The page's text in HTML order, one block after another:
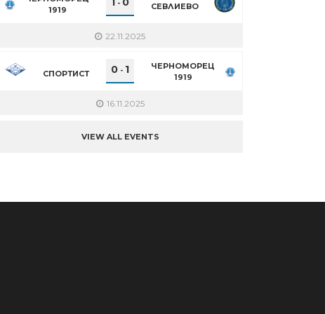
1919
- СЕВЛИЕВО
22.11.2025
СПОРТИСТ 0 - 1
ЧЕРНОМОРЕЦ
1919
16.11.2025
VIEW ALL EVENTS